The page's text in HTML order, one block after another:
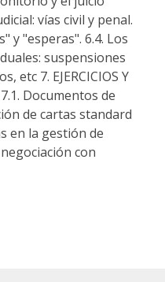
vías civil y penal.
y "esperas". 6.4. Los
suspensiones
etc 7. EJERCICIOS Y
7.1. Documentos de
de cartas standard
en la gestión de
con